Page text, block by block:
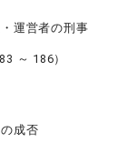
運営者の刑事
～ 186）
成否